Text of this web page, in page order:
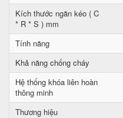
Kích thước ngăn kéo ( C
* R * S ) mm
Tính năng
Khả năng chống cháy
Hệ thống khóa liên hoàn
thông minh
Thương hiệu